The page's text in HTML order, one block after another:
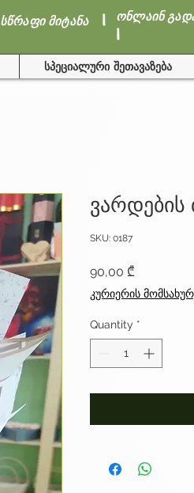
სწრაფი მიტანა I ონლაინ
I
სპეციალური შეთავაზება
SKU: 0187
90,00 ₾
კურიერის
Quantity *